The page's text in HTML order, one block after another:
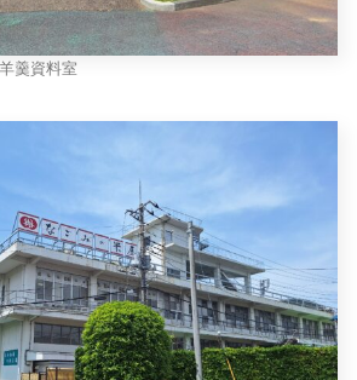
羹資料室